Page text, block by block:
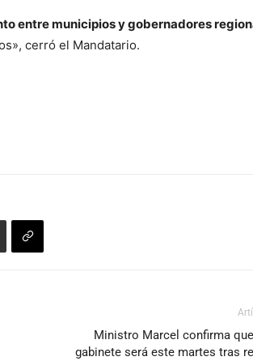
entre municipios y gobernadores
cerró el Mandatario.
Ministro Marcel confirma
gabinete será este martes tras